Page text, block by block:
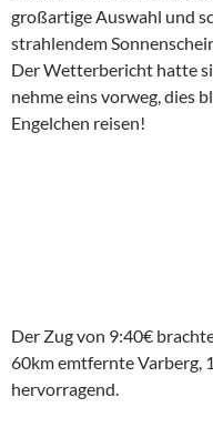
großartige Auswahl und
strahlendem
Der Wetterbericht hatte
nehme eins vorweg, dies
Engelchen reisen!
Der Zug von 9:40€
60km emtfernte Varberg,
hervorragend.